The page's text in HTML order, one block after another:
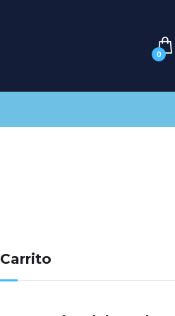
0
Carrito